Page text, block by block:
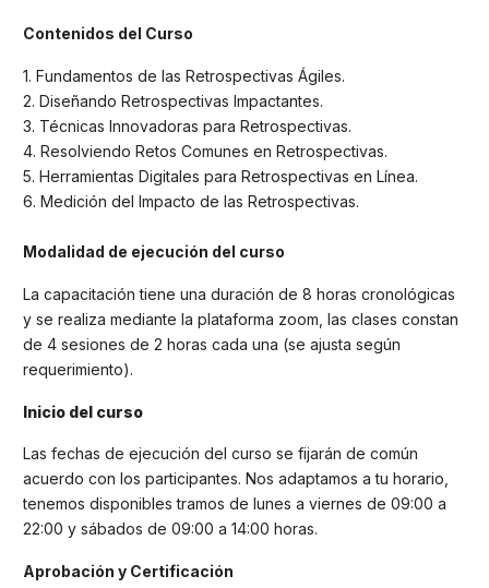
Contenidos del Curso
1. Fundamentos de las Retrospectivas Ágiles.
2. Diseñando Retrospectivas Impactantes.
3. Técnicas Innovadoras para Retrospectivas.
4. Resolviendo Retos Comunes en Retrospectivas.
5. Herramientas Digitales para Retrospectivas en Línea.
6. Medición del Impacto de las Retrospectivas.
Modalidad de ejecución del curso
La capacitación tiene una duración de 8 horas cronológicas
y se realiza mediante la plataforma zoom, las clases constan
de 4 sesiones de 2 horas cada una (se ajusta según
requerimiento).
Inicio del curso
Las fechas de ejecución del curso se fijarán de común
acuerdo con los participantes. Nos adaptamos a tu horario,
tenemos disponibles tramos de lunes a viernes de 09:00 a
22:00 y sábados de 09:00 a 14:00 horas.
Aprobación y Certificación